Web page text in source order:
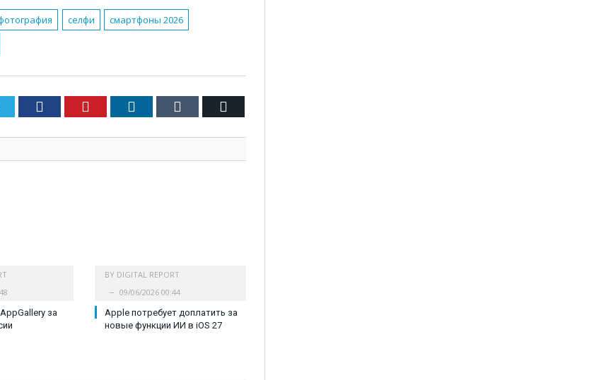
селфи
смартфоны 2026
Twitter Facebook Pinterest LinkedIn Tumblr
за
BY DIGITAL REPORT
09/06/2026 00:44
Apple потребует доплатить за
новые функции ИИ в iOS 27